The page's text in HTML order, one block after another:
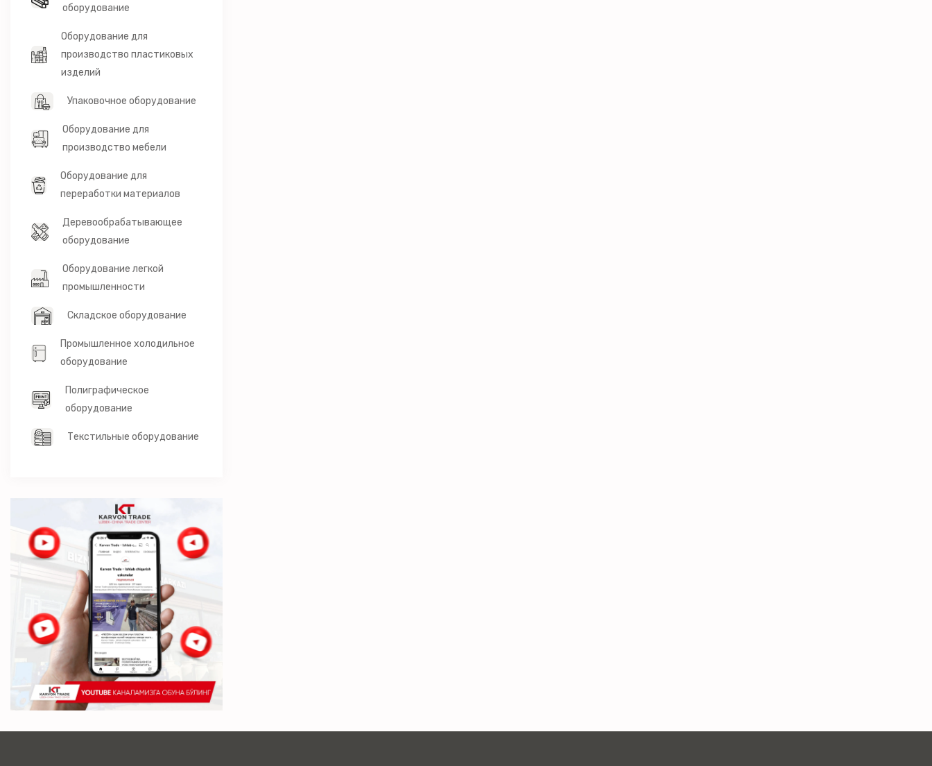
оборудование
Оборудование для
производство пластиковых
изделий
Упаковочное оборудование
Оборудование для
производство мебели
Оборудование для
переработки материалов
Деревообрабатывающее
оборудование
Оборудование легкой
промышленности
Складское оборудование
Промышленное холодильное
оборудование
Полиграфическое
оборудование
Текстильные оборудование